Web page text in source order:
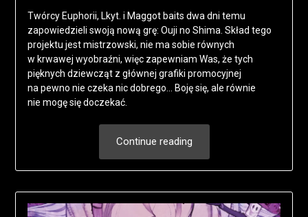
Twórcy Euphorii, Lkyt. i Maggot baits dwa dni temu
zapowiedzieli swoją nową grę: Ouji no Shima. Skład tego
projektu jest mistrzowski, nie ma sobie równych
w krwawej wyobraźni, więc zapewniam Was, że tych
pięknych dziewcząt z głównej grafiki promocyjnej
na pewno nie czeka nic dobrego… Boję się, ale równie
nie mogę się doczekać.
Continue reading